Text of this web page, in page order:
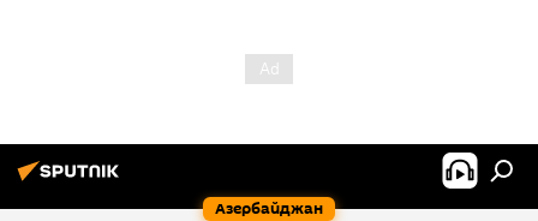
Азербайджан